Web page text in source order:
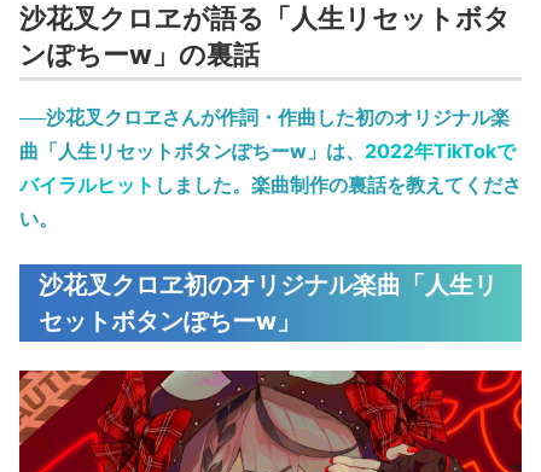
沙花叉クロヱが語る「人生リセットボタ
ンぽちーw」の裏話
──沙花叉クロヱさんが作詞・作曲した初のオリジナル楽
曲「人生リセットボタンぽちーw」は、 2022年TikTokで
バイラルヒット しました。楽曲制作の裏話を教えてくださ
い。
沙花叉クロヱ初のオリジナル楽曲「人生リ
セットボタンぽちーw」